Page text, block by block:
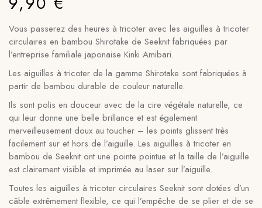
Vous passerez des heures à tricoter avec les aiguilles à tricoter
circulaires en bambou Shirotake de Seeknit fabriquées par
l’entreprise familiale japonaise Kinki Amibari.
Les aiguilles à tricoter de la gamme Shirotake sont fabriquées à
partir de bambou durable de couleur naturelle.
Ils sont polis en douceur avec de la cire végétale naturelle, ce
qui leur donne une belle brillance et est également
merveilleusement doux au toucher – les points glissent très
facilement sur et hors de l’aiguille. Les aiguilles à tricoter en
bambou de Seeknit ont une pointe pointue et la taille de l’aiguille
est clairement visible et imprimée au laser sur l’aiguille.
Toutes les aiguilles à tricoter circulaires Seeknit sont dotées d’un
câble extrêmement flexible, ce qui l’empêche de se plier et de se